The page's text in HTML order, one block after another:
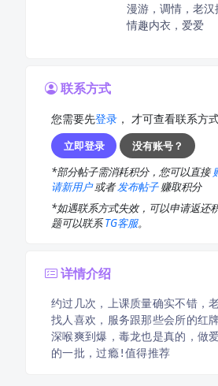
漫游，调情，老
情趣内衣，爱爱
联系方式
您需要先登录 ， 才可查看联系方
立即登录
没有账号？
*部分帖子需消耗积分，您可以直接
请新用户或者发布帖子赚取积分
*如遇联系方式失效，可以申请返还
题可以联系TG客服。
详情介绍
约过几次，上课质量确实不错，
找人喜欢，服务跟那些会所的红
深喉爽到爆，毒龙也是真的，做
的一批，过瘾!值得推荐